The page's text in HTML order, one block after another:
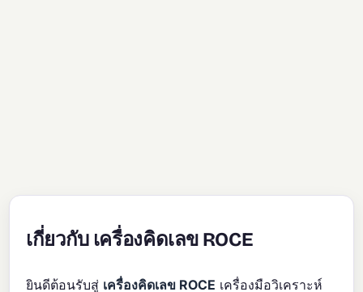
เกี่ยวกับ เครื่องคิดเลข ROCE
ยินดีต้อนรับสู่ เครื่องคิดเลข ROCE เครื่องมือวิเคราะห์